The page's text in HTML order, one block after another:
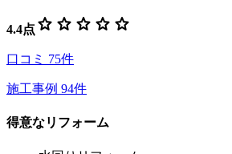
4.4点 star star star star star
口コミ 75件
施工事例 94件
得意なリフォーム